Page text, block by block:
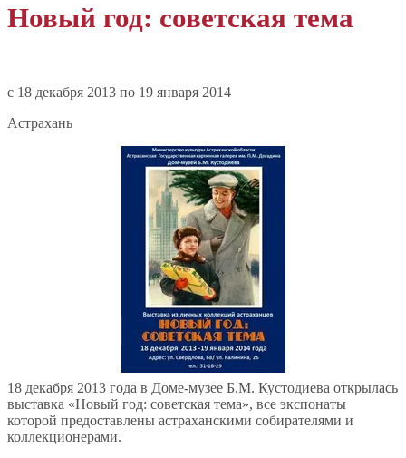
Новый год: советская тема
c 18 декабря 2013 по 19 января 2014
Астрахань
18 декабря 2013 года в Доме-музее Б.М. Кустодиева открылась
выставка «Новый год: советская тема», все экспонаты
которой предоставлены астраханскими собирателями и
коллекционерами.